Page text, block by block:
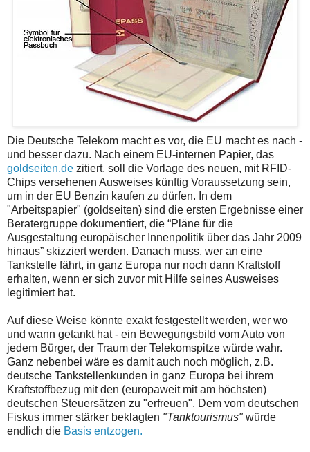
Die Deutsche Telekom macht es vor, die EU macht es nach -
und besser dazu. Nach einem EU-internen Papier, das
goldseiten.de zitiert, soll die Vorlage des neuen, mit RFID-
Chips versehenen Ausweises künftig Voraussetzung sein,
um in der EU Benzin kaufen zu dürfen. In dem
"Arbeitspapier" (goldseiten) sind die ersten Ergebnisse einer
Beratergruppe dokumentiert, die “Pläne für die
Ausgestaltung europäischer Innenpolitik über das Jahr 2009
hinaus” skizziert werden. Danach muss, wer an eine
Tankstelle fährt, in ganz Europa nur noch dann Kraftstoff
erhalten, wenn er sich zuvor mit Hilfe seines Ausweises
legitimiert hat.
Auf diese Weise könnte exakt festgestellt werden, wer wo
und wann getankt hat - ein Bewegungsbild vom Auto von
jedem Bürger, der Traum der Telekomspitze würde wahr.
Ganz nebenbei wäre es damit auch noch möglich, z.B.
deutsche Tankstellenkunden in ganz Europa bei ihrem
Kraftstoffbezug mit den (europaweit mit am höchsten)
deutschen Steuersätzen zu "erfreuen". Dem vom deutschen
Fiskus immer stärker beklagten "Tanktourismus"würde
endlich die Basis entzogen.